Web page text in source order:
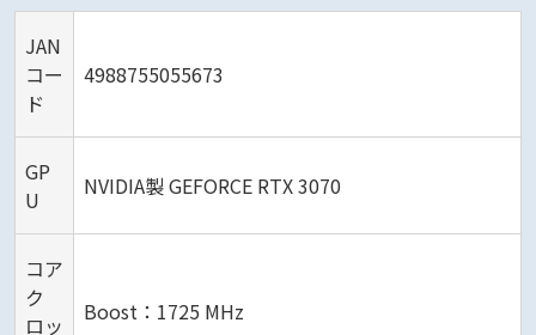
JAN
コー
ド
4988755055673
GP
U
NVIDIA製 GEFORCE RTX 3070
コア
ク
ロッ
Boost：1725 MHz